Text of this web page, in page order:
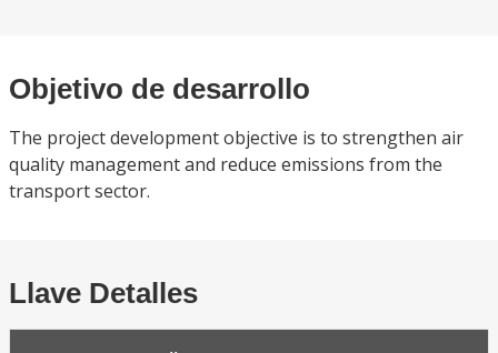
Objetivo de desarrollo
The project development objective is to strengthen air
quality management and reduce emissions from the
transport sector.
Llave Detalles